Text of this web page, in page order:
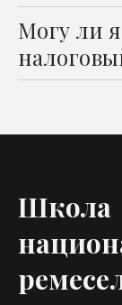
Могу ли
Школа